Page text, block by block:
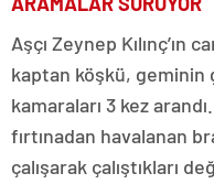
Aşçı Zeynep Kılınç’ın
kaptan köşkü,
kamaraları 3 kez
fırtınadan havalanan
çalışarak çalıştıkları